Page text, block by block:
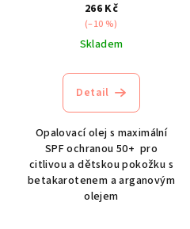
266 Kč
(–10 %)
Skladem
Detail
Opalovací olej s maximální
SPF ochranou 50+ pro
citlivou a dětskou pokožku s
betakarotenem a arganovým
olejem